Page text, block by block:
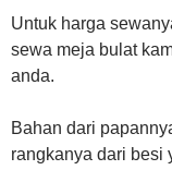
Untuk harga
sewa meja bulat
anda.
Bahan dari
rangkanya dari besi